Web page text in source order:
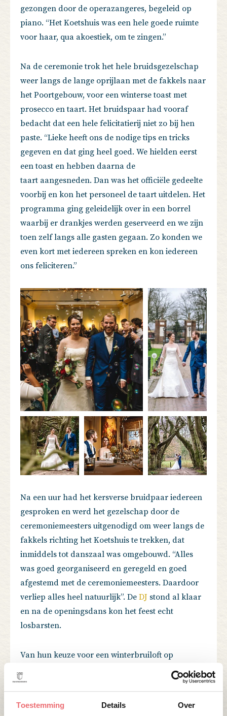
Toestemming Details Over
gezongen door de operazangeres, begeleid op
piano. “Het Koetshuis was een hele goede ruimte
voor haar, qua akoestiek, om te zingen.”
Na de ceremonie trok het hele bruidsgezelschap
weer langs de lange oprijlaan met de fakkels naar
het Poortgebouw, voor een winterse toast met
prosecco en taart. Het bruidspaar had vooraf
bedacht dat een hele felicitatierij niet zo bij hen
paste. “Lieke heeft ons de nodige tips en tricks
gegeven en dat ging heel goed. We hielden eerst
een toast en hebben daarna de
taart aangesneden. Dan was het officiële gedeelte
voorbij en kon het personeel de taart uitdelen. Het
programma ging geleidelijk over in een borrel
waarbij er drankjes werden geserveerd en we zijn
toen zelf langs alle gasten gegaan. Zo konden we
even kort met iedereen spreken en kon iedereen
ons feliciteren.”
Na een uur had het kersverse bruidpaar iedereen
gesproken en werd het gezelschap door de
ceremoniemeesters uitgenodigd om weer langs de
fakkels richting het Koetshuis te trekken, dat
inmiddels tot danszaal was omgebouwd. “Alles
was goed georganiseerd en geregeld en goed
afgestemd met de ceremoniemeesters. Daardoor
verliep alles heel natuurlijk”. De DJ stond al klaar
en na de openingsdans kon het feest echt
losbarsten.
Van hun keuze voor een winterbruiloft op
Buitenplaats Amerongen hebben Annemarie en
Erik geen moment spijt gehad. “De sfeer en de
positief verrast. Ze wisten wel dat we een mooie